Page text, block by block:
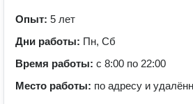
Опыт: 5 лет
Дни работы: Пн, Сб
Время работы: с 8:00 по 22:00
Место работы: по адресу и